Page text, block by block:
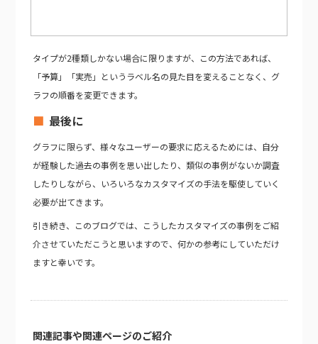
タイプが2種類しかない場合に限りますが、この方法であれば、
「予算」「実売」というラベル名の見た目を変えることなく、グ
ラフの順番を変更できます。
最後に
グラフに限らず、様々なユーザーの要求に応えるためには、自分
が経験した過去の事例を思い出したり、類似の事例がないか調査
したりしながら、いろいろなカスタマイズの手法を駆使していく
必要が出てきます。
引き続き、このブログでは、こうしたカスタマイズの事例をご紹
介させていただこうと思いますので、何かの参考にしていただけ
ますと幸いです。
関連記事や関連ページのご紹介